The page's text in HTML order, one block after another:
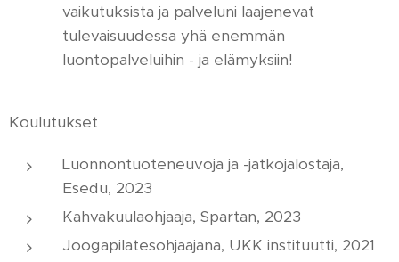
vaikutuksista ja palveluni laajenevat
tulevaisuudessa yhä enemmän
luontopalveluihin - ja elämyksiin!
Koulutukset
Luonnontuoteneuvoja ja -jatkojalostaja,
Esedu, 2023
Kahvakuulaohjaaja, Spartan, 2023
Joogapilatesohjaajana, UKK instituutti, 2021